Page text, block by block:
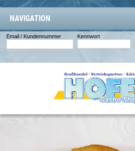
//
NAVIGATION
Email / Kundennummer Kennwort